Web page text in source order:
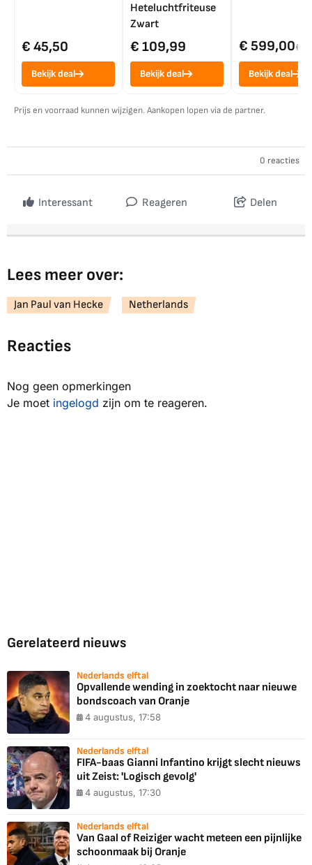
€ 45,50
Bekijk deal
Heteluchtfriteuse
Zwart
€ 109,99
Bekijk deal
€ 599,00€
Bekijk deal
Prijs en voorraad kunnen wijzigen. Aankopen lopen via de partner.
0 reacties
Interessant Reageren Delen
Lees meer over:
Jan Paul van Hecke Netherlands
Reacties
Nog geen opmerkingen
Je moet ingelogd zijn om te reageren.
Gerelateerd nieuws
Nederlands elftal
Opvallende wending in zoektocht naar nieuwe
bondscoach van Oranje
4 augustus, 17:58
Nederlands elftal
FIFA-baas Gianni Infantino krijgt slecht nieuws
uit Zeist: 'Logisch gevolg'
4 augustus, 17:30
Nederlands elftal
Van Gaal of Reiziger wacht meteen een pijnlijke
schoonmaak bij Oranje